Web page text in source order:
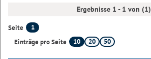
Ergebnisse 1 - 1 von (1)
Seite
1
Einträge pro Seite
10 20 50